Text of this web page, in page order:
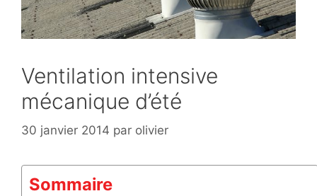
Ventilation intensive
mécanique d’été
30 janvier 2014 par olivier
Sommaire